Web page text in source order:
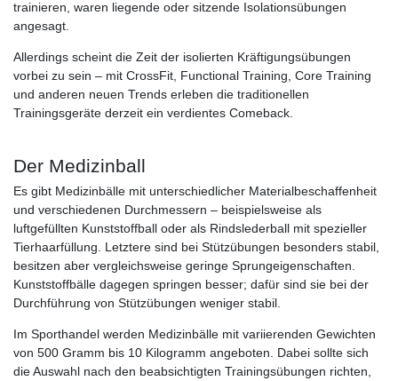
trainieren, waren liegende oder sitzende Isolationsübungen
angesagt.
Allerdings scheint die Zeit der isolierten Kräftigungsübungen
vorbei zu sein – mit CrossFit, Functional Training, Core Training
und anderen neuen Trends erleben die traditionellen
Trainingsgeräte derzeit ein verdientes Comeback.
Der Medizinball
Es gibt Medizinbälle mit unterschiedlicher Materialbeschaffenheit
und verschiedenen Durchmessern – beispielsweise als
luftgefüllten Kunststoffball oder als Rindslederball mit spezieller
Tierhaarfüllung. Letztere sind bei Stützübungen besonders stabil,
besitzen aber vergleichsweise geringe Sprungeigenschaften.
Kunststoffbälle dagegen springen besser; dafür sind sie bei der
Durchführung von Stützübungen weniger stabil.
Im Sporthandel werden Medizinbälle mit variierenden Gewichten
von 500 Gramm bis 10 Kilogramm angeboten. Dabei sollte sich
die Auswahl nach den beabsichtigten Trainingsübungen richten,